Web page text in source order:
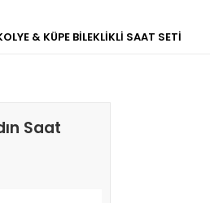
& KÜPE BİLEKLİKLİ SAAT SETİ
Saat